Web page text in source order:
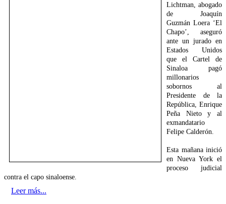
Lichtman, abogado
de Joaquín
Guzmán Loera ‘El
Chapo’, aseguró
ante un jurado en
Estados Unidos
que el Cartel de
Sinaloa pagó
millonarios
sobornos al
Presidente de la
República, Enrique
Peña Nieto y al
exmandatario
Felipe Calderón.
Esta mañana inició
en Nueva York el
proceso judicial
contra el capo sinaloense.
Leer más...